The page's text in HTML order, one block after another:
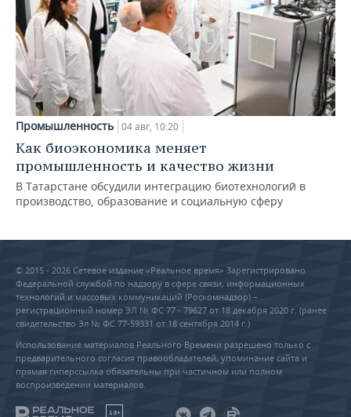
Промышленность 04 авг, 10:20
Как биоэкономика меняет
промышленность и качество жизни
В Татарстане обсудили интеграцию биотехнологий в
производство, образование и социальную сферу
© 2015 - 2026 Сетевое издание «Реальное время» Зарегистрировано
Федеральной службой по надзору в сфере связи, информационных
технологий и массовых коммуникаций (Роскомнадзор) –
регистрационный номер ЭЛ № ФС 77 - 79627 от 18 декабря 2020 г. (ранее
свидетельство Эл № ФС 77-59331 от 18 сентября 2014 г.)
Использование материалов Реального Времени разрешено только с
предварительного согласия правообладателей, упоминание сайта и
прямая гиперссылка обязательны при частичном или полном
воспроизведении материалов.
18+